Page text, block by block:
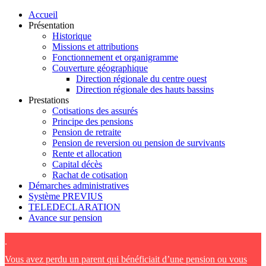
Accueil
Présentation
Historique
Missions et attributions
Fonctionnement et organigramme
Couverture géographique
Direction régionale du centre ouest
Direction régionale des hauts bassins
Prestations
Cotisations des assurés
Principe des pensions
Pension de retraite
Pension de reversion ou pension de survivants
Rente et allocation
Capital décès
Rachat de cotisation
Démarches administratives
Système PREVIUS
TELEDECLARATION
Avance sur pension
.
Vous avez perdu un parent qui bénéficiait d’une pension ou vous